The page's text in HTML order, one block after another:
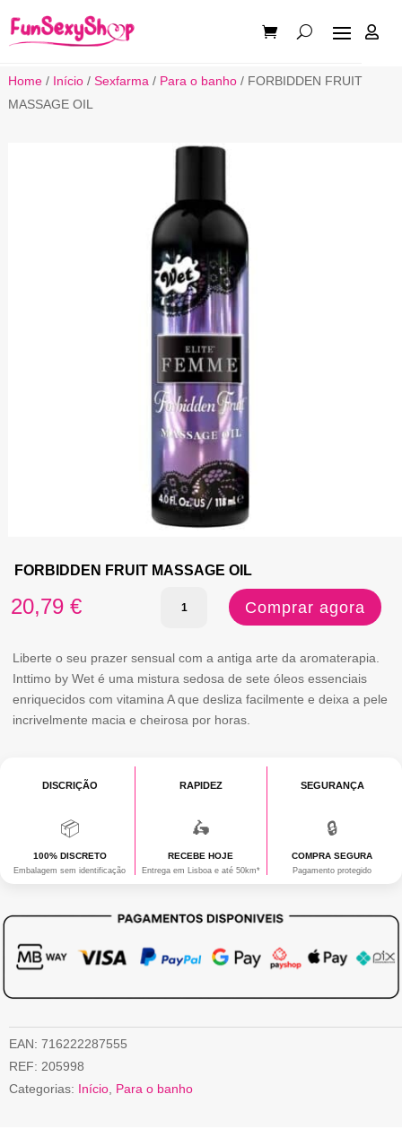

Home/ Início/ Sexfarma / Para o banho/ FORBIDDEN FRUIT
MASSAGE OIL
FORBIDDEN FRUIT MASSAGE OIL
20,79 €
Quantidade
FORBIDDEN
FRUIT
MASSAGE
Comprar agora
Liberte o seu prazer sensual com a antiga arte da aromaterapia.
Inttimo by Wet é uma mistura sedosa de sete óleos essenciais
enriquecidos com vitamina A que desliza facilmente e deixa a pele
incrivelmente macia e cheirosa por horas.
DISCRIÇÃO
📦
100% DISCRETO
Embalagem sem identificação
RAPIDEZ
🛵
RECEBE HOJE
Entrega em Lisboa e até 50km*
SEGURANÇA
🔒
COMPRA SEGURA
Pagamento protegido
EAN: 716222287555
REF: 205998
Categorias: Início Para o banho